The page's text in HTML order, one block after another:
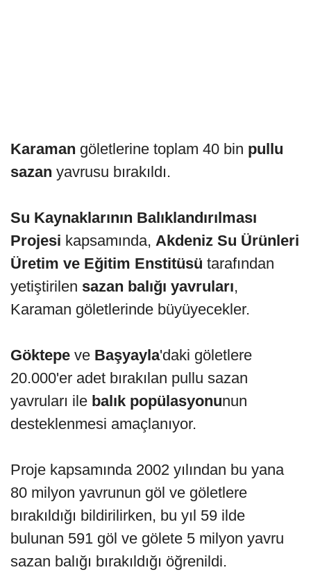
Karaman göletlerine toplam 40 bin pullu
sazan yavrusu bırakıldı.
Su Kaynaklarının Balıklandırılması
Projesi kapsamında, Akdeniz Su Ürünleri
Üretim ve Eğitim Enstitüsü tarafından
yetiştirilen sazan balığı yavruları,
Karaman göletlerinde büyüyecekler.
Göktepe ve Başyayla'daki göletlere
20.000'er adet bırakılan pullu sazan
yavruları ile balık popülasyonunun
desteklenmesi amaçlanıyor.
Proje kapsamında 2002 yılından bu yana
80 milyon yavrunun göl ve göletlere
bırakıldığı bildirilirken, bu yıl 59 ilde
bulunan 591 göl ve gölete 5 milyon yavru
sazan balığı bırakıldığı öğrenildi.